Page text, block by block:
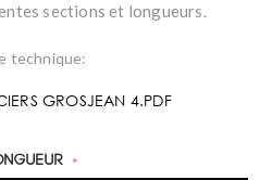
sections et longueurs.
technique:
GROSJEAN 4.PDF
*